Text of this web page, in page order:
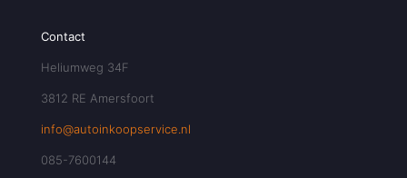
Contact
Heliumweg 34F
3812 RE Amersfoort
info@autoinkoopservice.nl
085-7600144